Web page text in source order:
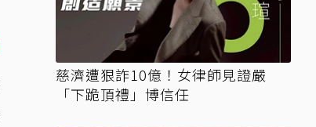
慈濟遭狠詐10億！女律師見證嚴
「下跪頂禮」博信任